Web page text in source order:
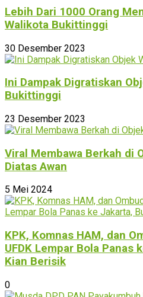
Lebih Dari 1000 Orang
Walikota Bukittinggi
30 Desember 2023
Ini Dampak Digratiskan
Bukittinggi
23 Desember 2023
Viral Membawa Berkah di
Diatas Awan
5 Mei 2024
KPK, Komnas HAM, dan
UFDK Lempar Bola
Kian Berisik
0